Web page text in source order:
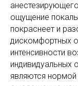
ощущение
покраснеет и
дискомфортных
интенсивности
индивидуальных
являются